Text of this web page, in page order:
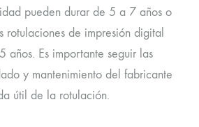
pueden durar de 5 a 7 años o
rotulaciones de impresión digital
años. Es importante seguir las
y mantenimiento del fabricante
útil de la rotulación.